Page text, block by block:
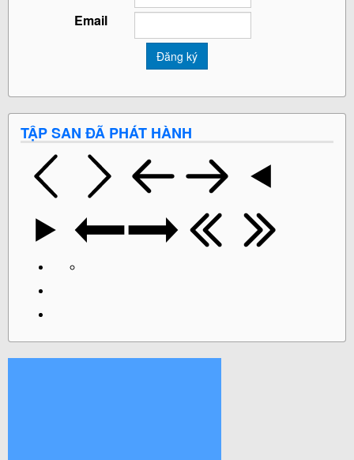
Email
TẬP SAN ĐÃ PHÁT HÀNH